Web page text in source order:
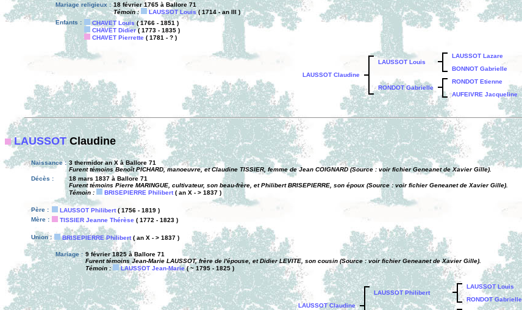
Mariage religieux : 18 février 1765 à Ballore 71
Témoin :
LAUSSOT Louis( 1714 - an III )
Enfants :
CHAVET Louis( 1766 - 1851 )
CHAVET Didier( 1773 - 1835 )
CHAVET Pierrette ( 1781 - ? )
LAUSSOT Claudine
LAUSSOT Louis
LAUSSOT Lazare
BONNOT Gabrielle
RONDOT Gabrielle
RONDOT Etienne
AUFEIVRE Jacqueline
LAUSSOTClaudine
Naissance : 3 thermidor an X à Ballore 71
Furent témoins Benoît PICHARD, manoeuvre, et Claudine TISSIER, femme de Jean COIGNARD (Source : voir fichier Geneanet de Xavier Gille).
Décès :
18 mars 1837 à Ballore 71
Furent témoins Pierre MARINGUE, cultivateur, son beau-frère, et Philibert BRISEPIERRE, son époux (Source : voir fichier Geneanet de Xavier Gille).
Témoin :
BRISEPIERRE Philibert( an X - > 1837 )
Père : LAUSSOT Philibert( 1756 - 1819 )
Mère :
TISSIER Jeanne Thérèse ( 1772 - 1823 )
Union : BRISEPIERRE Philibert( an X - > 1837 )
Mariage : 9 février 1825 à Ballore 71
Furent témoins Jean-Marie LAUSSOT, frère de l'épouse, et Didier LEVITE, son cousin (Source : voir fichier Geneanet de Xavier Gille).
Témoin :
LAUSSOT Jean-Marie( ~ 1795 - 1825 )
LAUSSOT Claudine
LAUSSOT Philibert
LAUSSOT Louis
RONDOT Gabrielle